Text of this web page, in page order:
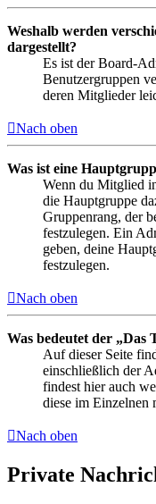
Weshalb werden
dargestellt?
Es ist der Board-
Benutzergruppen
deren Mitglieder
Nach oben
Was ist eine
Wenn du Mitglied
die Hauptgruppe
Gruppenrang, der
festzulegen. Ein
geben, deine
festzulegen.
Nach oben
Was bedeutet der „Das
Auf dieser Seite
einschließlich der
findest hier auch
diese im Einzelnen
Nach oben
Private